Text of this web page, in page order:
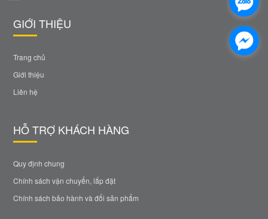
GIỚI THIỆU
Trang chủ
Giới thiệu
Liên hệ
HỖ TRỢ KHÁCH HÀNG
Quy định chung
Chính sách vận chuyển, lắp đặt
Chính sách bảo hành và đổi sản phẩm